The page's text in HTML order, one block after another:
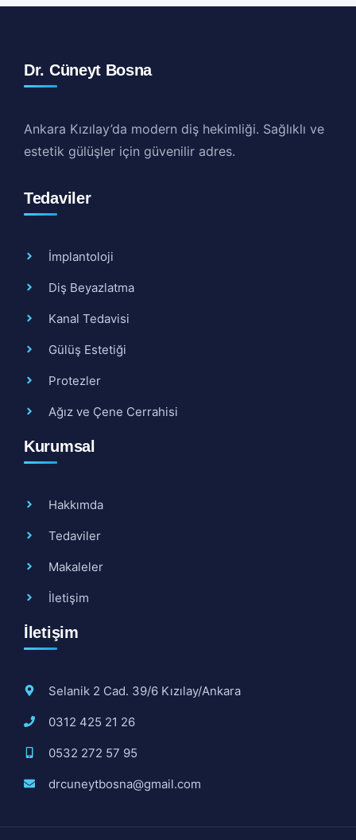
Dr. Cüneyt Bosna
Ankara Kızılay’da modern diş hekimliği. Sağlıklı ve
estetik gülüşler için güvenilir adres.
Tedaviler
İmplantoloji
Diş Beyazlatma
Kanal Tedavisi
Gülüş Estetiği
Protezler
Ağız ve Çene Cerrahisi
Kurumsal
Hakkımda
Tedaviler
Makaleler
İletişim
İletişim
Selanik 2 Cad. 39/6 Kızılay/Ankara
0312 425 21 26
0532 272 57 95
drcuneytbosna@gmail.com